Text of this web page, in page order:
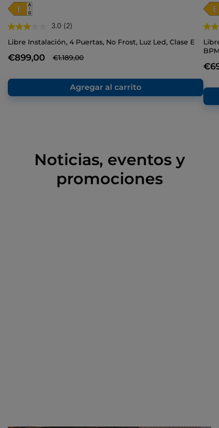
3.0 Lea
reseñas.
Enlace
en
misma
página.
(2)
Libre Instalación, 4 Puertas, No Frost, Luz Led, Clase E
€899,00 €1.189,00
Agregar al carrito
Noticias, eventos y
promociones